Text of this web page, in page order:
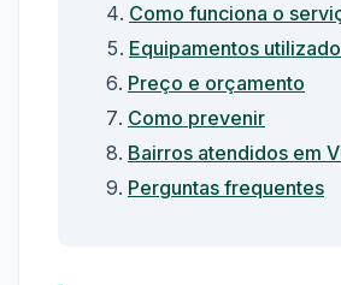
Como funciona o
Equipamentos
Preço e orçamento
Como prevenir
Bairros atendidos em
Perguntas frequentes